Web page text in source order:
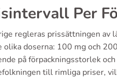
Per
regleras prissättningen av
olika doserna: 100 mg och
på förpackningsstorlek
till rimliga priser,